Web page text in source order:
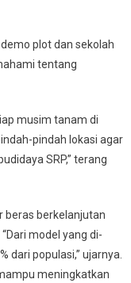
plot dan sekolah
tentang
musim tanam di
pindah lokasi agar
SRP,” terang
beras berkelanjutan
model yang di-
dari populasi,” ujarnya.
meningkatkan